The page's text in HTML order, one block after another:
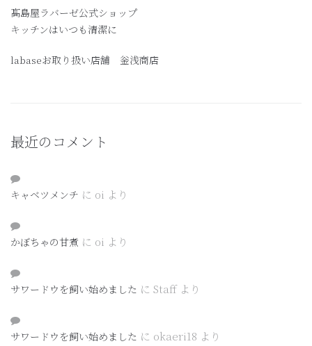
髙島屋ラバーゼ公式ショップ
キッチンはいつも清潔に
labaseお取り扱い店舗 釡浅商店
最近のコメント
キャベツメンチ に oi より
かぼちゃの甘煮 に oi より
サワードウを飼い始めました に Staffより
サワードウを飼い始めました に okaeri18 より